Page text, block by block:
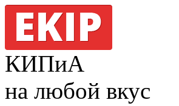
КИПиА
на любой вкус